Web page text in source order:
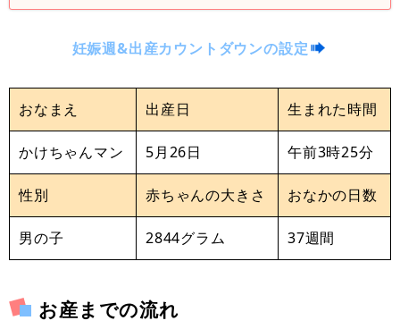
妊娠週&出産カウントダウンの設定
おなまえ 出産日 生まれた時間
かけちゃんマン 5月26日 午前3時25分
性別 赤ちゃんの大きさ おなかの日数
男の子 2844グラム 37週間
お産までの流れ